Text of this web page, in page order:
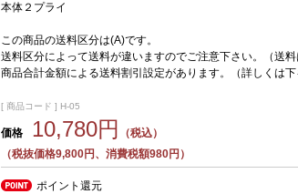
本体２プライ
この商品の送料区分は(A)です。
送料区分によって送料が違いますのでご注意下さい。（送
商品合計金額による送料割引設定があります。（詳しくは下
[ 商品コード ] H-05
価格 10,780円
（税込）
（税抜価格9,800円、消費税額980円）
ポイント還元